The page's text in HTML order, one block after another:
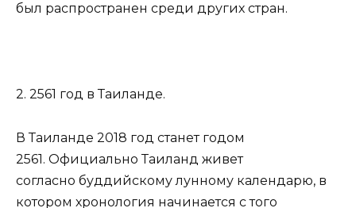
был распространен среди других стран.
2. 2561 год в Таиланде.
В Таиланде 2018 год станет годом
2561. Официально Таиланд живет
согласно буддийскому лунному календарю, в
котором хронология начинается с того